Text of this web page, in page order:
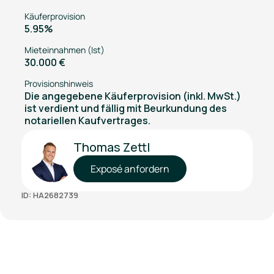
Käuferprovision
5.95%
Mieteinnahmen (Ist)
30.000 €
Provisionshinweis
Die angegebene Käuferprovision (inkl. MwSt.)
ist verdient und fällig mit Beurkundung des
notariellen Kaufvertrages.
Thomas Zettl
Exposé anfordern
ID: HA2682739